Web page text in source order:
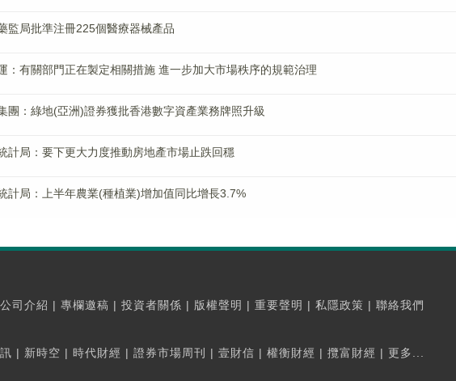
監局批準注冊225個醫療器械產品
：有關部門正在製定相關措施 進一步加大市場秩序的規範治理
團：綠地(亞洲)證券獲批香港數字資產業務牌照升級
計局：要下更大力度推動房地產市場止跌回穩
計局：上半年農業(種植業)增加值同比增長3.7%
公司介紹 | 專欄邀稿 | 投資者關係 | 版權聲明 | 重要聲明 | 私隱政策 | 聯絡我們
| 新時空 | 時代財經 | 證券市場周刊 | 壹財信 | 權衡財經 | 攬富財經 | 更多...